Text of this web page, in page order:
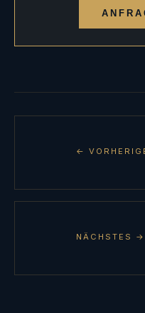
←
NÄCHSTES →